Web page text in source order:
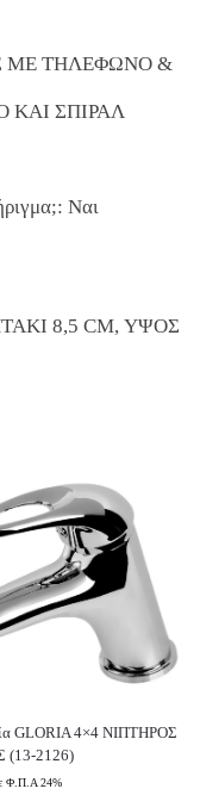
ΜΕ ΤΗΛΕΦΩΝΟ &
ΚΑΙ ΣΠΙΡΑΛ
Ναι
8,5 CM, ΥΨΟΣ
GLORIA 4×4 ΝΙΠΤΗΡΟΣ
2126)
Φ.Π.Α 24%